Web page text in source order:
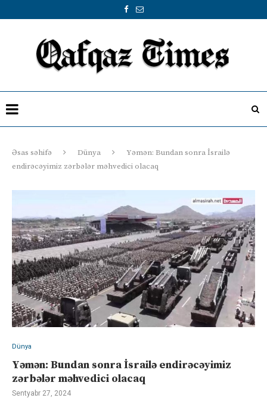
Əsas səhifə Dünya
Yəmən: Bundan sonra İsrailə
endirəcəyimiz zərbələr məhvedici olacaq
Dünya
Yəmən: Bundan sonra İsrailə endirəcəyimiz
zərbələr məhvedici olacaq
Sentyabr 27, 2024